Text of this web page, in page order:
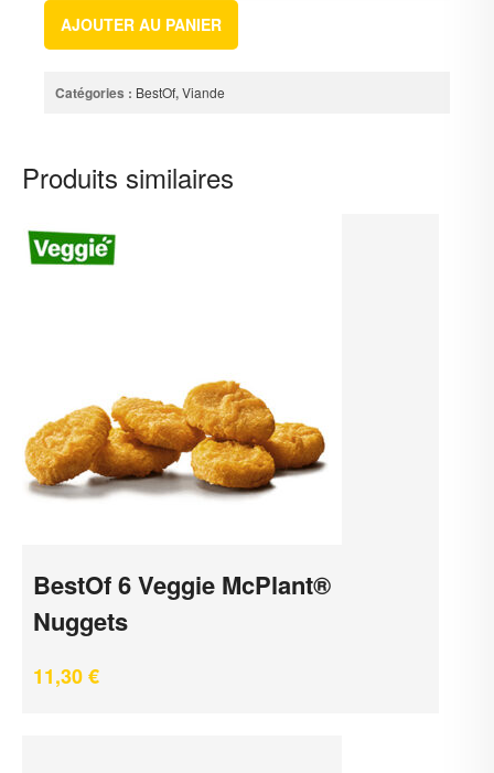
AJOUTER AU PANIER
Catégories : BestOf,Viande
Produits similaires
BestOf 6 Veggie McPlant®
Nuggets
11,30€